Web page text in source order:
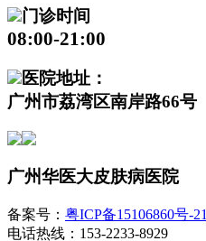
门诊时间
08:00-21:00
医院地址：
广州市荔湾区南岸路66号
广州华医大皮肤病医院
备案号： 粤ICP备15106860号-21
电话热线：153-2233-8929